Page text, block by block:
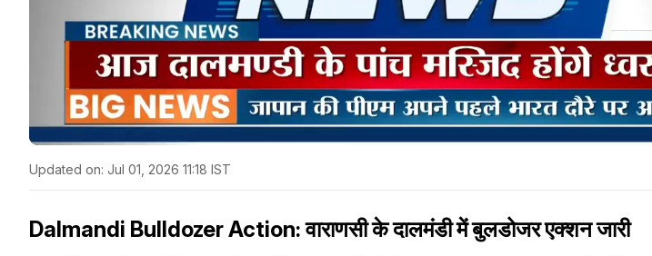
Updated on: Jul 01, 2026 11:18 IST
Dalmandi Bulldozer Action: वाराणसी के दालमंडी में बुलडोजर एक्शन जारी